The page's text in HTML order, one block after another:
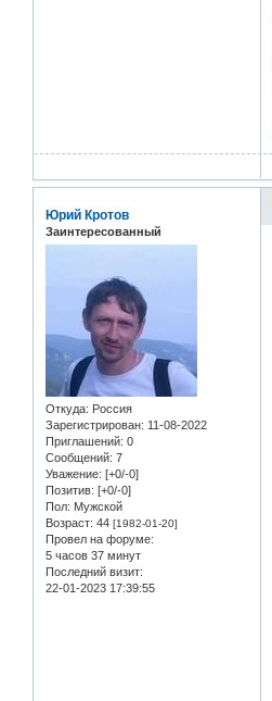
Юрий Кротов
Заинтересованный
Откуда: Россия
Зарегистрирован: 11-08-2022
Приглашений: 0
Сообщений: 7
Уважение: [+0/-0]
Позитив: [+0/-0]
Пол: Мужской
Возраст: 44 [1982-01-20]
Провел на форуме:
5 часов 37 минут
Последний визит:
22-01-2023 17:39:55